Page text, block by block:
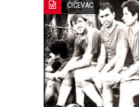
ĆIĆEVAC